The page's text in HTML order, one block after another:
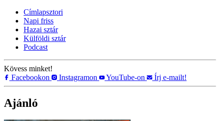
Címlapsztori
Napi friss
Hazai sztár
Külföldi sztár
Podcast
Kövess minket!
Facebookon
Instagramon YouTube-on Írj e-mailt!
Ajánló